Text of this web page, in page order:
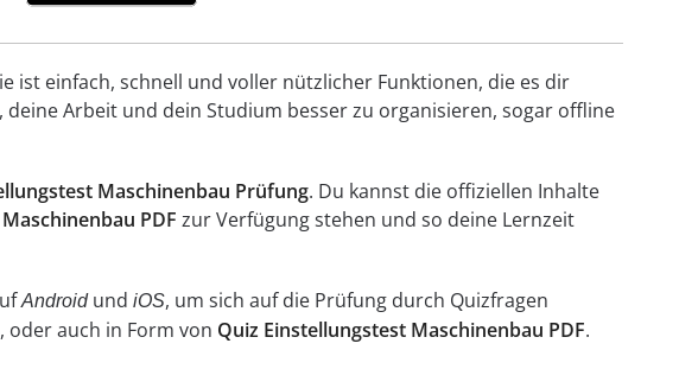
ist einfach, schnell und voller nützlicher Funktionen, die es dir
Arbeit und dein Studium besser zu organisieren, sogar offline
Maschinenbau Prüfung. Du kannst die offiziellen Inhalte
PDF zur Verfügung stehen und so deine Lernzeit
Androidund iOS, um sich auf die Prüfung durch Quizfragen
auch in Form von Quiz Einstellungstest Maschinenbau PDF.